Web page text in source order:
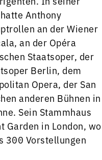
Anthony
an der Wiener
an der Opéra
Staatsoper, der
Berlin, dem
Opera, der San
anderen Bühnen in
Sein Stammhaus
Garden in London, wo
300 Vorstellungen